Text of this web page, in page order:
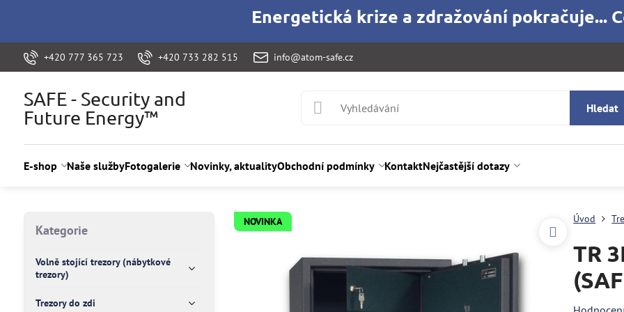
Energetická krize a zdražování pokračuje...
+420 777 365 723 +420 733 282 515 info@atom-safe.cz
SAFE - Security and
Future Energy™
Hledat
E-shop Naše službyFotogalerie Novinky, aktualityObchodní podmínky KontaktNejčastější dotazy
NOVINKA Úvod
TR
Kategorie
Volně stojící trezory (nábytkové
trezory)
Trezory do zdi